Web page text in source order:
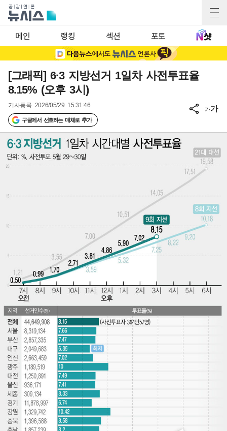
메인 랭킹 섹션 포토
[그래픽] 6·3 지방선거 1일차 사전투표율
8.15% (오후 3시)
기사등록 2026/05/29 15:31:46
구글에서 선호하는 매체로 추가
가가